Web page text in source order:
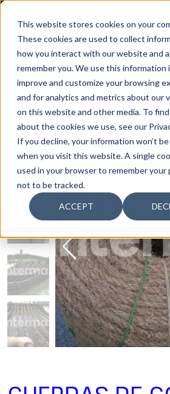
This website stores cookies on your
These cookies are used to collect
how you interact with our website and
remember you. We use this information
improve and customize your browsing
and for analytics and metrics about our
on this website and other media. To
about the cookies we use, see our
If you decline, your information won’t
when you visit this website. A single
used in your browser to remember your
not to be tracked.
ACCEPT
BUSCAR
Nuestras actividades
Cultivo de Mejillones